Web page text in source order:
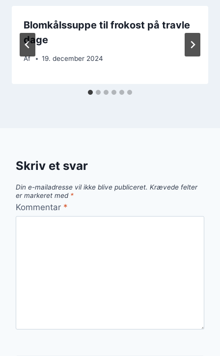
Blomkålssuppe til frokost på travle
dage
Af 19. december 2024
Skriv et svar
Din e-mailadresse vil ikke blive publiceret. Krævede felter
er markeret med *
Kommentar *